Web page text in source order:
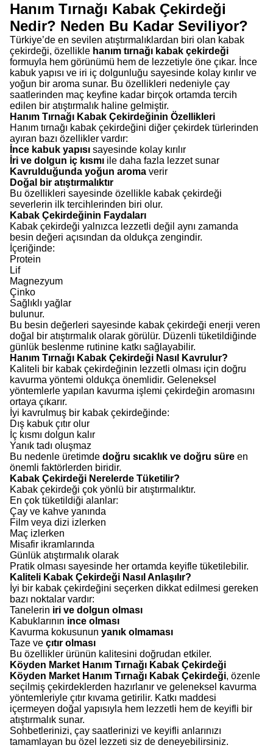
Hanım Tırnağı Kabak Çekirdeği
Nedir? Neden Bu Kadar Seviliyor?
Türkiye’de en sevilen atıştırmalıklardan biri olan kabak
çekirdeği, özellikle hanım tırnağı kabak çekirdeği
formuyla hem görünümü hem de lezzetiyle öne çıkar. İnce
kabuk yapısı ve iri iç dolgunluğu sayesinde kolay kırılır ve
yoğun bir aroma sunar. Bu özellikleri nedeniyle çay
saatlerinden maç keyfine kadar birçok ortamda tercih
edilen bir atıştırmalık haline gelmiştir.
Hanım Tırnağı Kabak Çekirdeğinin Özellikleri
Hanım tırnağı kabak çekirdeğini diğer çekirdek türlerinden
ayıran bazı özellikler vardır:
İnce kabuk yapısı sayesinde kolay kırılır
İri ve dolgun iç kısmı ile daha fazla lezzet sunar
Kavrulduğunda yoğun aroma verir
Doğal bir atıştırmalıktır
Bu özellikleri sayesinde özellikle kabak çekirdeği
severlerin ilk tercihlerinden biri olur.
Kabak Çekirdeğinin Faydaları
Kabak çekirdeği yalnızca lezzetli değil aynı zamanda
besin değeri açısından da oldukça zengindir.
İçeriğinde:
Protein
Lif
Magnezyum
Çinko
Sağlıklı yağlar
bulunur.
Bu besin değerleri sayesinde kabak çekirdeği enerji veren
doğal bir atıştırmalık olarak görülür. Düzenli tüketildiğinde
günlük beslenme rutinine katkı sağlayabilir.
Hanım Tırnağı Kabak Çekirdeği Nasıl Kavrulur?
Kaliteli bir kabak çekirdeğinin lezzetli olması için doğru
kavurma yöntemi oldukça önemlidir. Geleneksel
yöntemlerle yapılan kavurma işlemi çekirdeğin aromasını
ortaya çıkarır.
İyi kavrulmuş bir kabak çekirdeğinde:
Dış kabuk çıtır olur
İç kısmı dolgun kalır
Yanık tadı oluşmaz
Bu nedenle üretimde doğru sıcaklık ve doğru süre en
önemli faktörlerden biridir.
Kabak Çekirdeği Nerelerde Tüketilir?
Kabak çekirdeği çok yönlü bir atıştırmalıktır.
En çok tüketildiği alanlar:
Çay ve kahve yanında
Film veya dizi izlerken
Maç izlerken
Misafir ikramlarında
Günlük atıştırmalık olarak
Pratik olması sayesinde her ortamda keyifle tüketilebilir.
Kaliteli Kabak Çekirdeği Nasıl Anlaşılır?
İyi bir kabak çekirdeğini seçerken dikkat edilmesi gereken
bazı noktalar vardır:
Tanelerin iri ve dolgun olması
Kabuklarının ince olması
Kavurma kokusunun yanık olmaması
Taze ve çıtır olması
Bu özellikler ürünün kalitesini doğrudan etkiler.
Köyden Market Hanım Tırnağı Kabak Çekirdeği
Köyden Market Hanım Tırnağı Kabak Çekirdeği, özenle
seçilmiş çekirdeklerden hazırlanır ve geleneksel kavurma
yöntemleriyle çıtır kıvama getirilir. Katkı maddesi
içermeyen doğal yapısıyla hem lezzetli hem de keyifli bir
atıştırmalık sunar.
Sohbetlerinizi, çay saatlerinizi ve keyifli anlarınızı
tamamlayan bu özel lezzeti siz de deneyebilirsiniz.